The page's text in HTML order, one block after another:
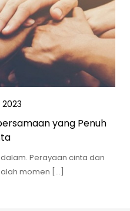
2023
yang Penuh
Perayaan cinta dan
momen […]